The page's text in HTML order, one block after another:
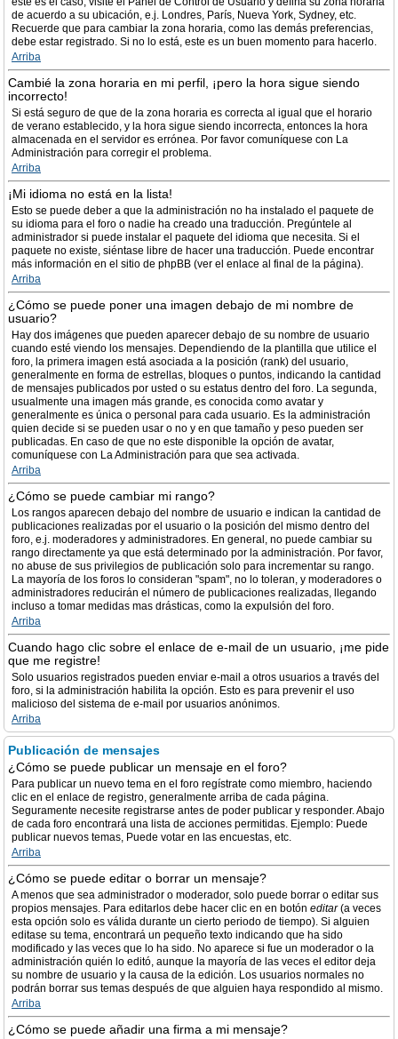
de acuerdo a su ubicación, e.j. Londres, París, Nueva York, Sydney, etc.
Recuerde que para cambiar la zona horaria, como las demás preferencias,
debe estar registrado. Si no lo está, este es un buen momento para hacerlo.
Arriba
Cambié la zona horaria en mi perfil, ¡pero la hora sigue siendo
incorrecto!
Si está seguro de que de la zona horaria es correcta al igual que el horario
de verano establecido, y la hora sigue siendo incorrecta, entonces la hora
almacenada en el servidor es errónea. Por favor comuníquese con La
Administración para corregir el problema.
Arriba
¡Mi idioma no está en la lista!
Esto se puede deber a que la administración no ha instalado el paquete de
su idioma para el foro o nadie ha creado una traducción. Pregúntele al
administrador si puede instalar el paquete del idioma que necesita. Si el
paquete no existe, siéntase libre de hacer una traducción. Puede encontrar
más información en el sitio de phpBB (ver el enlace al final de la página).
Arriba
¿Cómo se puede poner una imagen debajo de mi nombre de
usuario?
Hay dos imágenes que pueden aparecer debajo de su nombre de usuario
cuando esté viendo los mensajes. Dependiendo de la plantilla que utilice el
foro, la primera imagen está asociada a la posición (rank) del usuario,
generalmente en forma de estrellas, bloques o puntos, indicando la cantidad
de mensajes publicados por usted o su estatus dentro del foro. La segunda,
usualmente una imagen más grande, es conocida como avatar y
generalmente es única o personal para cada usuario. Es la administración
quien decide si se pueden usar o no y en que tamaño y peso pueden ser
publicadas. En caso de que no este disponible la opción de avatar,
comuníquese con La Administración para que sea activada.
Arriba
¿Cómo se puede cambiar mi rango?
Los rangos aparecen debajo del nombre de usuario e indican la cantidad de
publicaciones realizadas por el usuario o la posición del mismo dentro del
foro, e.j. moderadores y administradores. En general, no puede cambiar su
rango directamente ya que está determinado por la administración. Por favor,
no abuse de sus privilegios de publicación solo para incrementar su rango.
La mayoría de los foros lo consideran "spam", no lo toleran, y moderadores o
administradores reducirán el número de publicaciones realizadas, llegando
incluso a tomar medidas mas drásticas, como la expulsión del foro.
Arriba
Cuando hago clic sobre el enlace de e-mail de un usuario, ¡me pide
que me registre!
Solo usuarios registrados pueden enviar e-mail a otros usuarios a través del
foro, si la administración habilita la opción. Esto es para prevenir el uso
malicioso del sistema de e-mail por usuarios anónimos.
Arriba
Publicación de mensajes
¿Cómo se puede publicar un mensaje en el foro?
Para publicar un nuevo tema en el foro regístrate como miembro, haciendo
clic en el enlace de registro, generalmente arriba de cada página.
Seguramente necesite registrarse antes de poder publicar y responder. Abajo
de cada foro encontrará una lista de acciones permitidas. Ejemplo: Puede
publicar nuevos temas, Puede votar en las encuestas, etc.
Arriba
¿Cómo se puede editar o borrar un mensaje?
A menos que sea administrador o moderador, solo puede borrar o editar sus
propios mensajes. Para editarlos debe hacer clic en en botón editar(a veces
esta opción solo es válida durante un cierto periodo de tiempo). Si alguien
editase su tema, encontrará un pequeño texto indicando que ha sido
modificado y las veces que lo ha sido. No aparece si fue un moderador o la
administración quién lo editó, aunque la mayoría de las veces el editor deja
su nombre de usuario y la causa de la edición. Los usuarios normales no
podrán borrar sus temas después de que alguien haya respondido al mismo.
Arriba
¿Cómo se puede añadir una firma a mi mensaje?